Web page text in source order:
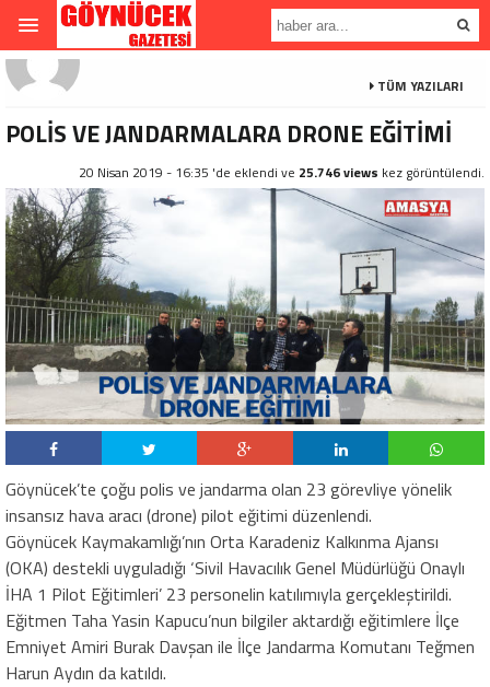
TÜM YAZILARI
POLİS VE JANDARMALARA DRONE EĞİTİMİ
20 Nisan 2019 - 16:35 'de eklendi ve 25.746 views kez görüntülendi.
Göynücek’te çoğu polis ve jandarma olan 23 görevliye yönelik
insansız hava aracı (drone) pilot eğitimi düzenlendi.
Göynücek Kaymakamlığı’nın Orta Karadeniz Kalkınma Ajansı
(OKA) destekli uyguladığı ‘Sivil Havacılık Genel Müdürlüğü Onaylı
İHA 1 Pilot Eğitimleri’ 23 personelin katılımıyla gerçekleştirildi.
Eğitmen Taha Yasin Kapucu’nun bilgiler aktardığı eğitimlere İlçe
Emniyet Amiri Burak Davşan ile İlçe Jandarma Komutanı Teğmen
Harun Aydın da katıldı.